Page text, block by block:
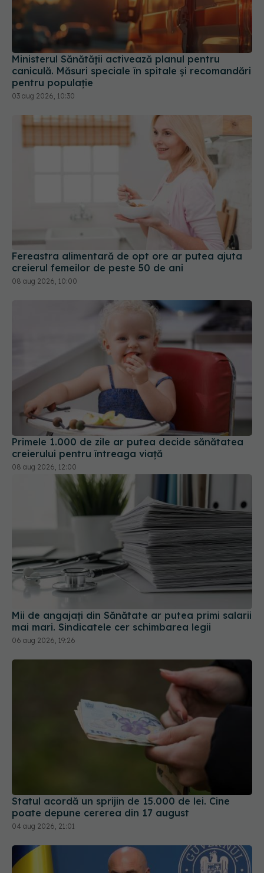
Ministerul Sănătății activează planul pentru
caniculă. Măsuri speciale în spitale și recomandări
pentru populație
03 aug 2026, 10:30
Fereastra alimentară de opt ore ar putea ajuta
creierul femeilor de peste 50 de ani
08 aug 2026, 10:00
Primele 1.000 de zile ar putea decide sănătatea
creierului pentru întreaga viață
08 aug 2026, 12:00
Mii de angajați din Sănătate ar putea primi salarii
mai mari. Sindicatele cer schimbarea legii
06 aug 2026, 19:26
Statul acordă un sprijin de 15.000 de lei. Cine
poate depune cererea din 17 august
04 aug 2026, 21:01